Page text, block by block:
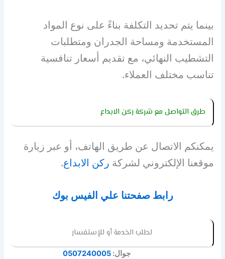
بينما يتم تحديد التكلفة بناءً على نوع المواد
المستخدمة ومساحة الجدران ومتطلبات
التشطيب النهائي، مع تقديم أسعار تنافسية
تناسب مختلف العملاء.
طرق التواصل مع شركة ركن الابداع
يمكنكم الاتصال عن طريق الهاتف، أو عبر زيارة
موقعنا الإلكتروني لشركة ركن الابداع.
رابط صفحتنا علي الفيس بوك
لطلب الخدمة أو للإستفسار
جوال:0507240005